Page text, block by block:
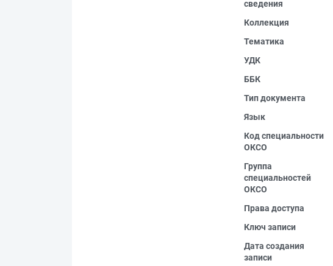
сведения
Коллекция
Тематика
УДК
ББК
Тип документа
Язык
Код специальности
ОКСО
Группа
специальностей
ОКСО
Права доступа
Ключ записи
Дата создания
записи